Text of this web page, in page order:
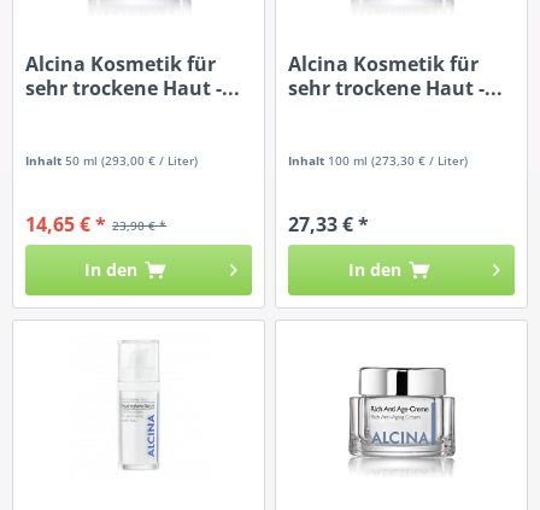
Alcina Kosmetik für
sehr trockene Haut -...
Inhalt50 ml(293,00 € / Liter)
23,90 € *
14,65 € *
In den
Alcina Kosmetik für
sehr trockene Haut -...
Inhalt 100 ml(273,30 € / Liter)
27,33 € *
In den